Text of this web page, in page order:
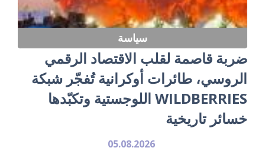
سياسة
ضربة قاصمة لقلب الاقتصاد الرقمي
الروسي، طائرات أوكرانية تُفجّر شبكة
WILDBERRIES اللوجستية وتكبّدها
خسائر تاريخية
05.08.2026